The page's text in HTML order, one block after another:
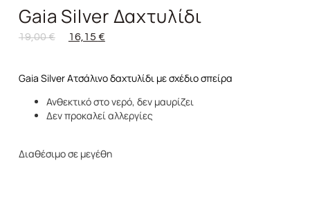
Gaia Silver Δαχτυλίδι
19,00€ 16,15 €
Gaia Silver Ατσάλινο δαχτυλίδι με σχέδιο σπείρα
Ανθεκτικό στο νερό, δεν μαυρίζει
Δεν προκαλεί αλλεργίες
Διαθέσιμο σε μεγέθη